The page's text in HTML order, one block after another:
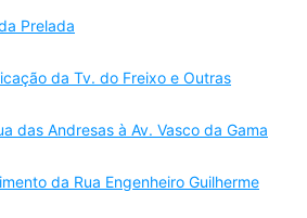
Prelada
da Tv. do Freixo e Outras
das Andresas à Av. Vasco da Gama
da Rua Engenheiro Guilherme